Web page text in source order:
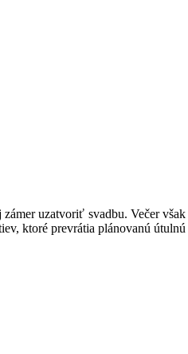
uzatvoriť svadbu. Večer
ktoré prevrátia plánovanú útulnú